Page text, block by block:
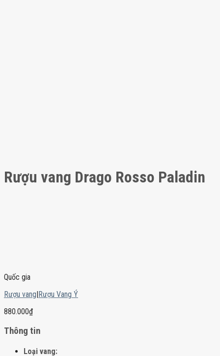
Rượu vang Drago Rosso Paladin
Quốc gia
Rượu vang|Rượu Vang Ý
880.000₫
Thông tin
Loại vang: